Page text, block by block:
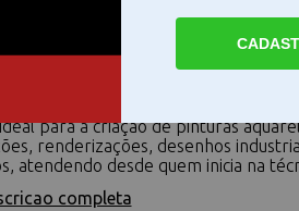
C/24 Cores para pinturas e
C/24 Cores é composta por 24
para a criação de pinturas
renderizações, desenhos
atendendo desde quem inicia na
completa